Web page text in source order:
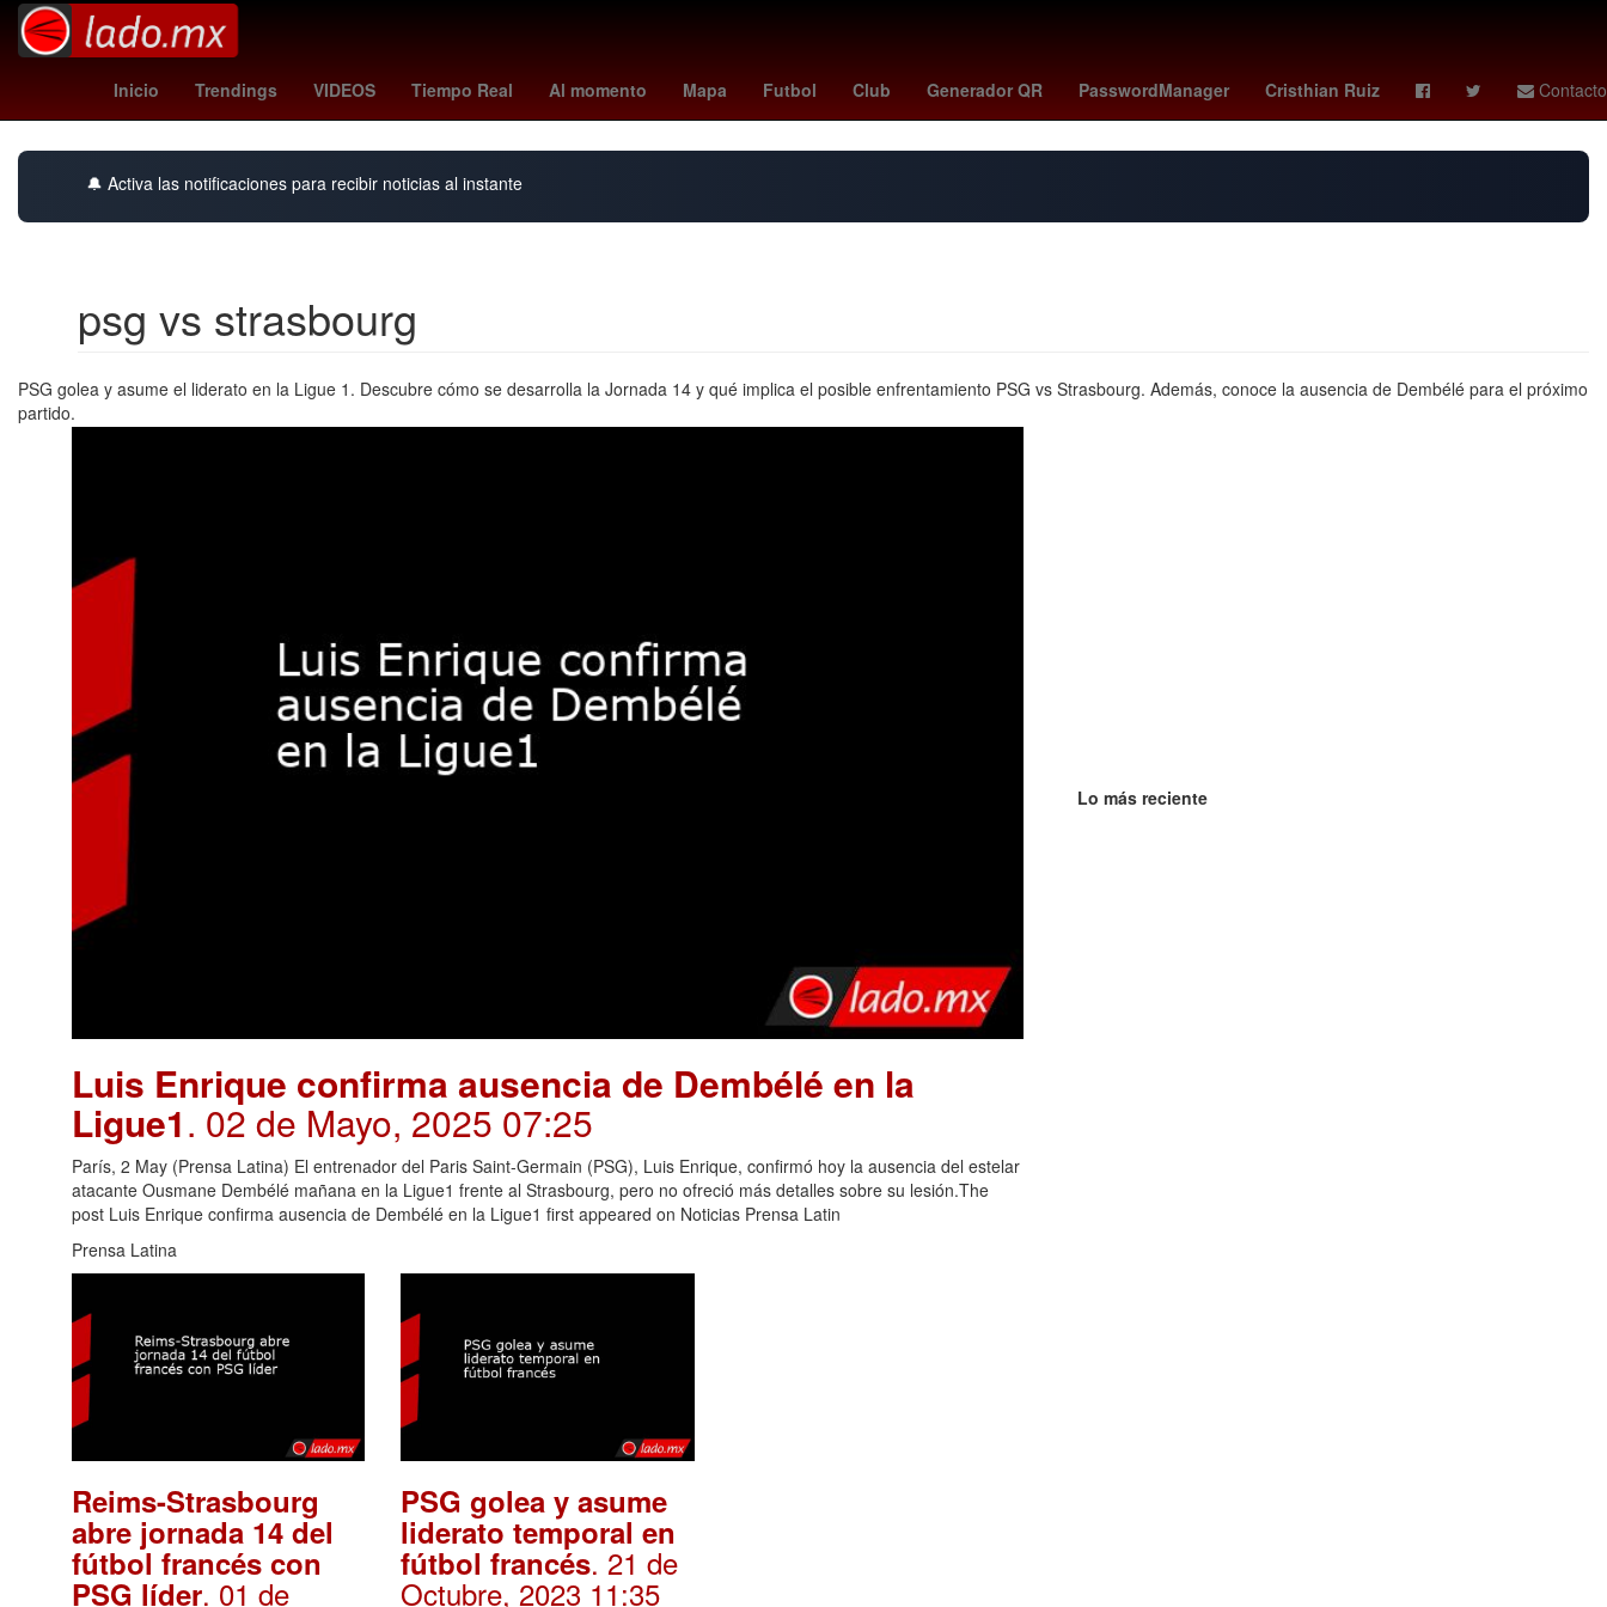
Inicio Trendings VIDEOS Tiempo Real Al momento Mapa Futbol Club Generador QR PasswordManager Cristhian Ruiz Contacto
instituto - independiente España samsung s24 2024 Patrik Schick The Addams Family Star Wars líder supremo de irán Digitalización Perú
🔔 Activa las notificaciones para recibir noticias al instante
psg vs strasbourg
PSG golea y asume el liderato en la Ligue 1. Descubre cómo se desarrolla la Jornada 14 y qué implica el posible enfrentamiento PSG vs Strasbourg. Además, conoce la ausencia de Dembélé para el próximo
partido.
Luis Enrique confirma ausencia de Dembélé en la
Ligue1. 02 de Mayo, 2025 07:25
París, 2 May (Prensa Latina) El entrenador del Paris Saint-Germain (PSG), Luis Enrique, confirmó hoy la ausencia del estelar
atacante Ousmane Dembélé mañana en la Ligue1 frente al Strasbourg, pero no ofreció más detalles sobre su lesión.The
post Luis Enrique confirma ausencia de Dembélé en la Ligue1 first appeared on Noticias Prensa Latin
Prensa Latina
Reims-Strasbourg
abre jornada 14 del
fútbol francés con
PSG líder. 01 de
PSG golea y asume
liderato temporal en
fútbol francés. 21 de
Octubre, 2023 11:35
Lo más reciente